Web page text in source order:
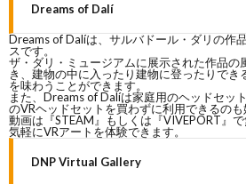
Dreams of Dalí
Dreams of Dalíは、サルバドール・ダリの作
スです。
ザ・ダリ・ミュージアムに展示された作品の
き、建物の中に入ったり建物に登ったりでき
を味わうことができます。
また、Dreams of Dalíは家庭用のヘッドセッ
のVRヘッドセットを買わずに利用できるのも
動画は『STEAM』もしくは『VIVEPORT』で
気軽にVRアートを体験できます。
DNP Virtual Gallery